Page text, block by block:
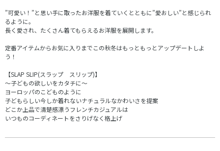
”可愛い！”と思い手に取ったお洋服を着ていくとともに”愛おしい”と感じられ
るように。
長く愛され、たくさん着てもらえるお洋服を展開します。
定番アイテムからお気に入りまでこの秋冬はもっともっとアップデートしよ
う！
【SLAP SLIP(スラップ スリップ)】
～子どもの欲しいをカタチに～
ヨーロッパのこどものように
子どもらしい今しか着れないナチュラルなかわいさを提案
どこか上品で清楚感漂うフレンチカジュアルは
いつものコーディネートをさりげなく格上げ